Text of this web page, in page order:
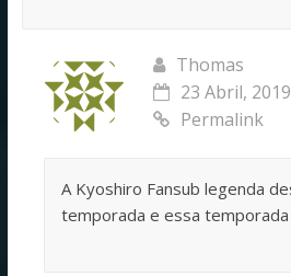
Thomas
23 Abril,
Permalink
A Kyoshiro Fansub legenda
temporada e essa